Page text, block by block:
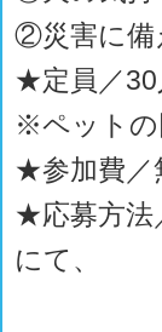
②災害に備
★定員／30
※ペットの
★参加費／
★応募方法
にて、
住所・